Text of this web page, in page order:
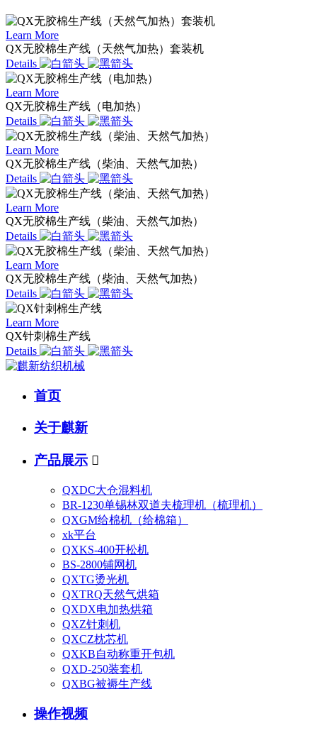
Learn More
QX无胶棉生产线（天然气加热）套装机
Details
Learn More
QX无胶棉生产线（电加热）
Details
Learn More
QX无胶棉生产线（柴油、天然气加热）
Details
Learn More
QX无胶棉生产线（柴油、天然气加热）
Details
Learn More
QX无胶棉生产线（柴油、天然气加热）
Details
Learn More
QX针刺棉生产线
Details
首页
关于麒新
产品展示 
QXDC大仓混料机
BR-1230单锡林双道夫梳理机（梳理机）
QXGM给棉机（给棉箱）
xk平台
QXKS-400开松机
BS-2800铺网机
QXTG烫光机
QXTRQ天然气烘箱
QXDX电加热烘箱
QXZ针刺机
QXCZ枕芯机
QXKB自动称重开包机
QXD-250装套机
QXBG被褥生产线
操作视频